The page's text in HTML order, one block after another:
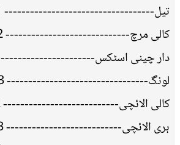
تیل----------------------------------- 1کپ
کالی مرچ----------------------------- 1/2کھانے کا چمچہ
دار چینی اسٹکس---------------------- 1-2عدد
لونگ--------------------------------- 3-4عدد
کالی الائچی--------------------------- 2-3عدد
ہری الائچی--------------------------- 3-4عدد